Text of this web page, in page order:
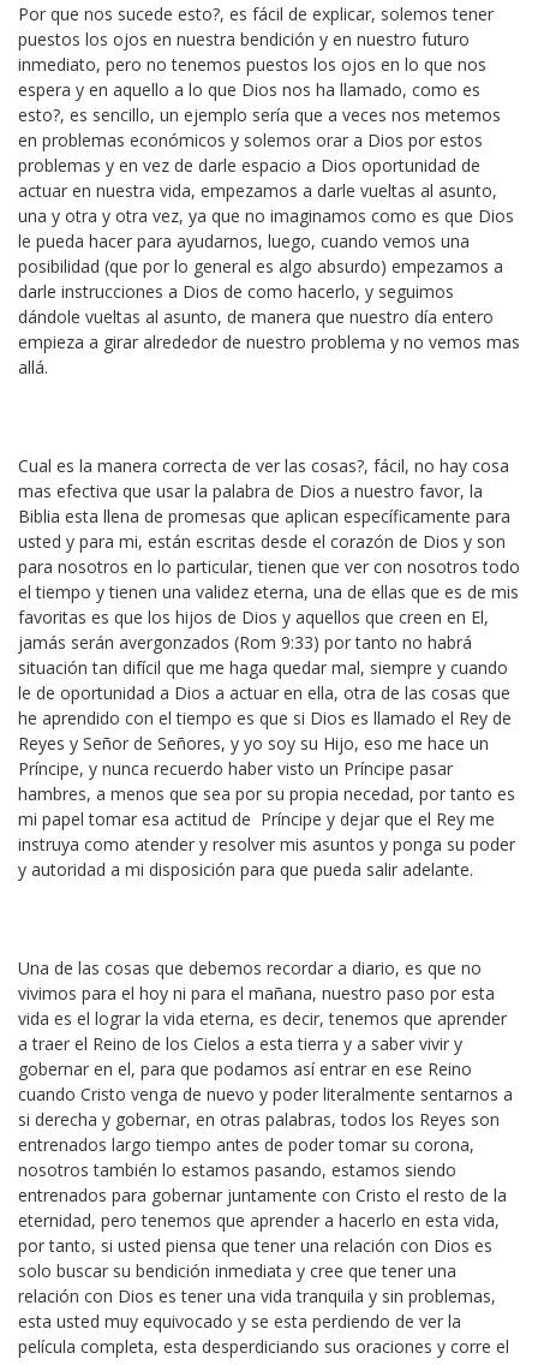
Por que nos sucede esto?, es fácil de explicar, solemos tener
puestos los ojos en nuestra bendición y en nuestro futuro
inmediato, pero no tenemos puestos los ojos en lo que nos
espera y en aquello a lo que Dios nos ha llamado, como es
esto?, es sencillo, un ejemplo sería que a veces nos metemos
en problemas económicos y solemos orar a Dios por estos
problemas y en vez de darle espacio a Dios oportunidad de
actuar en nuestra vida, empezamos a darle vueltas al asunto,
una y otra y otra vez, ya que no imaginamos como es que Dios
le pueda hacer para ayudarnos, luego, cuando vemos una
posibilidad (que por lo general es algo absurdo) empezamos a
darle instrucciones a Dios de como hacerlo, y seguimos
dándole vueltas al asunto, de manera que nuestro día entero
empieza a girar alrededor de nuestro problema y no vemos mas
allá.
Cual es la manera correcta de ver las cosas?, fácil, no hay cosa
mas efectiva que usar la palabra de Dios a nuestro favor, la
Biblia esta llena de promesas que aplican específicamente para
usted y para mi, están escritas desde el corazón de Dios y son
para nosotros en lo particular, tienen que ver con nosotros todo
el tiempo y tienen una validez eterna, una de ellas que es de mis
favoritas es que los hijos de Dios y aquellos que creen en El,
jamás serán avergonzados (Rom 9:33) por tanto no habrá
situación tan difícil que me haga quedar mal, siempre y cuando
le de oportunidad a Dios a actuar en ella, otra de las cosas que
he aprendido con el tiempo es que si Dios es llamado el Rey de
Reyes y Señor de Señores, y yo soy su Hijo, eso me hace un
Príncipe, y nunca recuerdo haber visto un Príncipe pasar
hambres, a menos que sea por su propia necedad, por tanto es
mi papel tomar esa actitud de Príncipe y dejar que el Rey me
instruya como atender y resolver mis asuntos y ponga su poder
y autoridad a mi disposición para que pueda salir adelante.
Una de las cosas que debemos recordar a diario, es que no
vivimos para el hoy ni para el mañana, nuestro paso por esta
vida es el lograr la vida eterna, es decir, tenemos que aprender
a traer el Reino de los Cielos a esta tierra y a saber vivir y
gobernar en el, para que podamos así entrar en ese Reino
cuando Cristo venga de nuevo y poder literalmente sentarnos a
si derecha y gobernar, en otras palabras, todos los Reyes son
entrenados largo tiempo antes de poder tomar su corona,
nosotros también lo estamos pasando, estamos siendo
entrenados para gobernar juntamente con Cristo el resto de la
eternidad, pero tenemos que aprender a hacerlo en esta vida,
por tanto, si usted piensa que tener una relación con Dios es
solo buscar su bendición inmediata y cree que tener una
relación con Dios es tener una vida tranquila y sin problemas,
esta usted muy equivocado y se esta perdiendo de ver la
película completa, esta desperdiciando sus oraciones y corre el